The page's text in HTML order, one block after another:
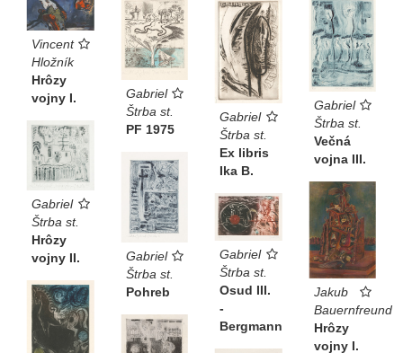
Vincent
Hložník
Hrôzy
vojny I.
Gabriel
Štrba st.
PF 1975
Gabriel
Štrba st.
Ex libris
Ika B.
Gabriel
Štrba st.
Večná
vojna III.
Gabriel
Štrba st.
Hrôzy
vojny II.
Gabriel
Štrba st.
Pohreb
Jakub
Bauernfreund
Hrôzy
vojny I.
Gabriel
Štrba st.
Osud III.
-
Bergmann